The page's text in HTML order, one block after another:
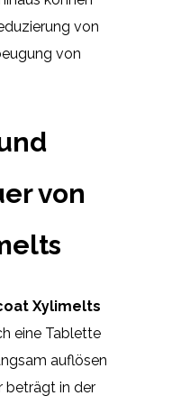
von
von
von
Xylimelts
eine Tablette
auflösen
beträgt in der